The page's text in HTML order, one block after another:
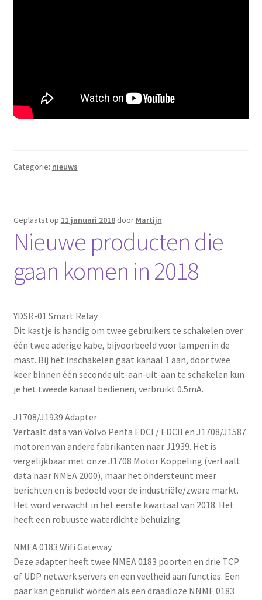
Categorie: nieuws
Geplaatst op 11 januari 2018 door Martijn
Nieuwe producten die
gaan komen in 2018
YDSR-01 Smart Relay
Dit kastje is handig om twee gebruikers te schakelen over
één twee aderige kabe, bijvoorbeeld voor lampen in de
mast. Bij het inschakelen gaat kanaal 1 aan, door twee
keer binnen één seconde uit-aan-uit-aan te schakelen kun
je het tweede kanaal bedienen, verbruikt 0.5mA.
J1708/J1939 Adapter
Vertaalt data van Volvo Penta EDCI / EDCII en J1708/J1587
motoren van andere fabrikanten naar J1939. Het is
vergelijkbaar met onze J1708 Motor Koppeling (vertaalt
data naar NMEA 2000), maar het ondersteunt meer
berichten en is bedoeld voor de industriële/zware markt.
Het word verwacht in het eerste kwartaal van 2018. Het
heeft een robuuste waterdichte behuizing.
NMEA 0183 Wifi Gateway
Deze adapter heeft twee NMEA 0183 poorten en drie TCP
of UDP netwerk servers en een veelheid aan functies. Een
paar kan gebruikt worden als een draadloze NNME 0183